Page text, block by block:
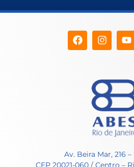
Av. Beira Mar, 216 –
CEP 20021-060 / Centro –